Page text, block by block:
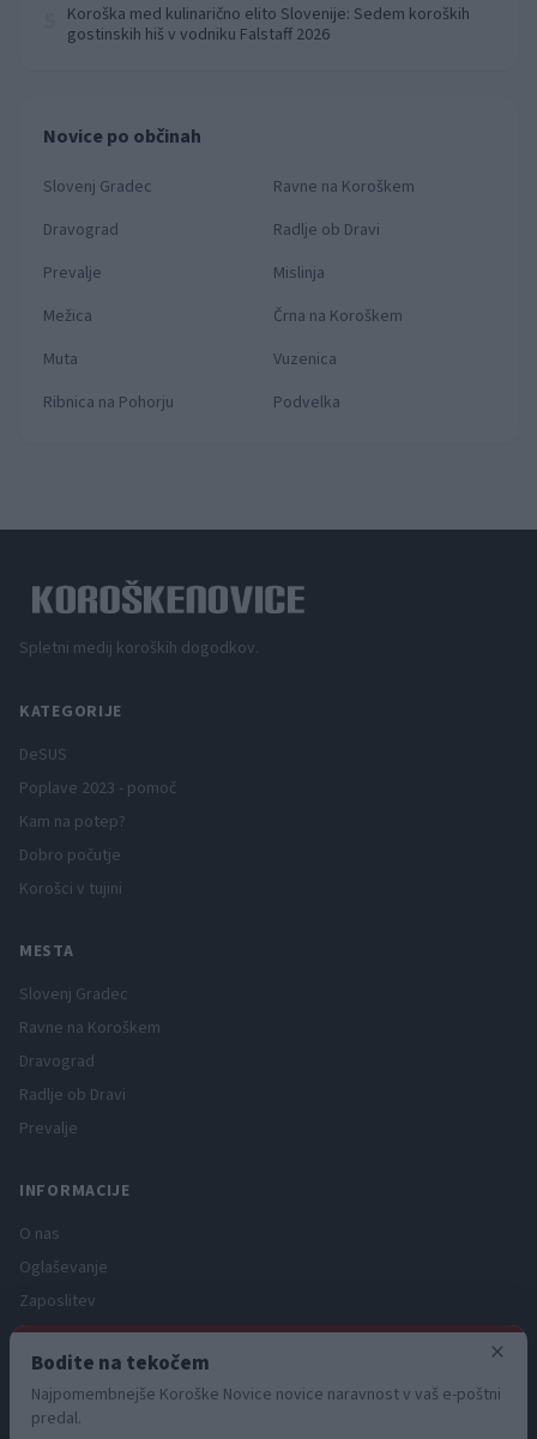
Koroška med kulinarično elito Slovenije: Sedem koroških
gostinskih hiš v vodniku Falstaff 2026
Novice po občinah
Slovenj Gradec
Ravne na Koroškem
Dravograd
Radlje ob Dravi
Prevalje
Mislinja
Mežica
Črna na Koroškem
Muta
Vuzenica
Ribnica na Pohorju
Podvelka
Spletni medij koroških dogodkov.
KATEGORIJE
DeSUS
Poplave 2023 - pomoč
Kam na potep?
Dobro počutje
Korošci v tujini
MESTA
Slovenj Gradec
Ravne na Koroškem
Dravograd
Radlje ob Dravi
Prevalje
INFORMACIJE
O nas
Oglaševanje
Zaposlitev
Pravno obvestilo
Zasebnost in piškotki
Storitve
×
Bodite na tekočem
Najpomembnejše Koroške Novice novice naravnost v vaš e-poštni
predal.